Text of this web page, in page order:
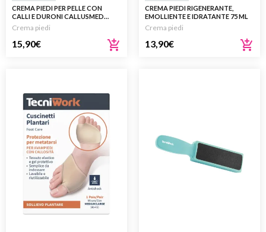
CREMA PIEDI PER PELLE CON
CALLI E DURONI CALLUSMED
FORTE 50 ML
Crema piedi
15,90€
CREMA PIEDI RIGENERANTE,
EMOLLIENTE E IDRATANTE 75 ML
Crema piedi
13,90€